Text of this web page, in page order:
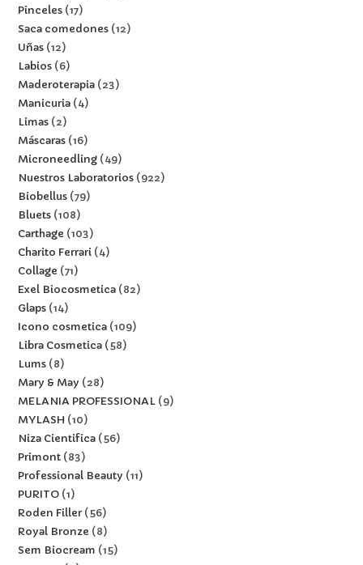
Pinceles 17
Saca comedones 12
Uñas 12
Labios 6
Maderoterapia 23
Manicuria 4
Limas 2
Máscaras 16
Microneedling 49
Nuestros Laboratorios 922
Biobellus 79
Bluets 108
Carthage
103
Charito Ferrari 4
Collage
71
Exel Biocosmetica 82
Glaps 14
Icono cosmetica 109
Libra Cosmetica 58
Lums 8
Mary & May
28
MELANIA PROFESSIONAL 9
MYLASH
10
Niza Cientifica 56
Primont 83
Professional Beauty
11
PURITO 1
Roden Filler 56
Royal Bronze
8
Sem Biocream
15